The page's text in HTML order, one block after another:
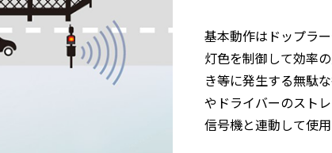
基本動作はドップラ
灯色を制御して効率
き等に発生する無駄
やドライバーのスト
信号機と連動して使